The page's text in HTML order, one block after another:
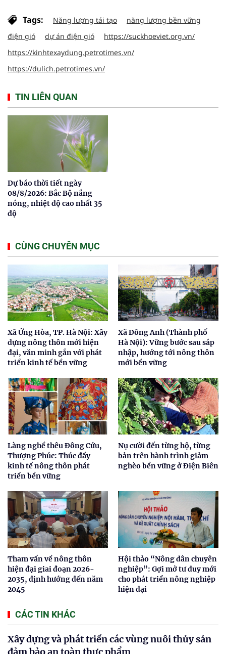
Tags: Năng lượng tái tạo
năng lượng bền vững
điện gió
dự án điện gió
https://suckhoeviet.org.vn/
https://kinhtexaydung.petrotimes.vn/
https://dulich.petrotimes.vn/
TIN LIÊN QUAN
Dự báo thời tiết ngày
08/8/2026: Bắc Bộ nắng
nóng, nhiệt độ cao nhất 35
độ
CÙNG CHUYÊN MỤC
Xã Ứng Hòa, TP. Hà Nội: Xây
dựng nông thôn mới hiện
đại, văn minh gắn với phát
triển kinh tế bền vững
Xã Đông Anh (Thành phố
Hà Nội): Vững bước sau sáp
nhập, hướng tới nông thôn
mới bền vững
Làng nghề thêu Đông Cứu,
Thượng Phúc: Thúc đẩy
kinh tế nông thôn phát
triển bền vững
Nụ cười đến từng hộ, từng
bản trên hành trình giảm
nghèo bền vững ở Điện Biên
Tham vấn về nông thôn
hiện đại giai đoạn 2026-
2035, định hướng đến năm
2045
Hội thảo “Nông dân chuyên
nghiệp”: Gợi mở tư duy mới
cho phát triển nông nghiệp
hiện đại
CÁC TIN KHÁC
Xây dựng và phát triển các vùng nuôi thủy sản
đảm bảo an toàn thực phẩm